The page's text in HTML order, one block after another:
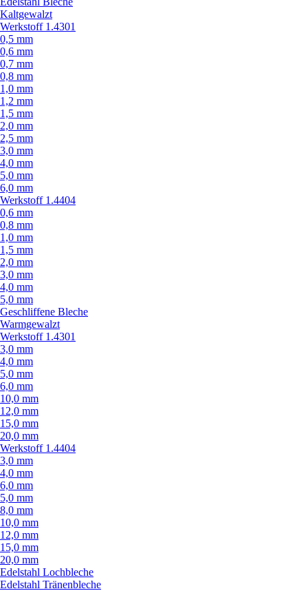
Kaltgewalzt
Werkstoff 1.4301
0,5 mm
0,6 mm
0,7 mm
0,8 mm
1,0 mm
1,2 mm
1,5 mm
2,0 mm
2,5 mm
3,0 mm
4,0 mm
5,0 mm
6,0 mm
Werkstoff 1.4404
0,6 mm
0,8 mm
1,0 mm
1,5 mm
2,0 mm
3,0 mm
4,0 mm
5,0 mm
Geschliffene Bleche
Warmgewalzt
Werkstoff 1.4301
3,0 mm
4,0 mm
5,0 mm
6,0 mm
10,0 mm
12,0 mm
15,0 mm
20,0 mm
Werkstoff 1.4404
3,0 mm
4,0 mm
6,0 mm
5,0 mm
8,0 mm
10,0 mm
12,0 mm
15,0 mm
20,0 mm
Edelstahl Lochbleche
Edelstahl Tränenbleche